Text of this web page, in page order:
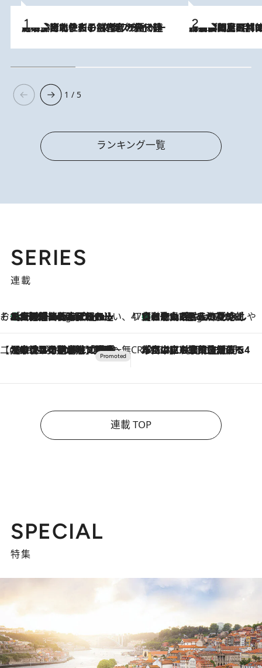
2026.8.3
《「文士の子ども被害者の会」発足！》阿川佐和子（72）が語る遠藤周作に北杜夫、劇作家・矢代静一の子どもたちの“文豪プライベート事件簿” 2026.8.8
「最後に見られてよかった」上野動物園の東園パンダ舎が解体前に特別公開。8月16日まで延長されたパネル展と共に辿る“半世紀”のパンダ飼育《解体工事の図面あり》
1 / 5
ランキング一覧
SERIES
連載
そおだよおこの関西おいしい、おやつ紀行3 Hours Ago
［大阪府箕面市］一皿一皿目の前で仕上げられる、料理を巧みに組み込んだアシェットデセールコース「ミチル アシェット デセール（Michiru assiette dessert）」 47都道府県の手みやげ ひんやりスイーツで夏を満喫
3 Hours Ago
【和歌山県】この夏絶対食べたい 冷やしておいしいおやつ3選 みかんがごろっと丸ごと入ったジュレ
【CREA×星野リゾート】唯一無二。癒しと発見が待つ場所へ
2026.8.7
【トンボの足水浴】ヒノキの香りに包まれて涼感マックス！約13℃の湧水かけ流しを避暑地「星野温泉 トンボの湯」で体験 CREA'S CHOICE
2026.8.7
「立川にも歌舞伎があるんだよ」 片岡仁左衛門・市川中車ら豪華座組みで4年目の立川立飛歌舞伎へ
連載 TOP
SPECIAL
特集